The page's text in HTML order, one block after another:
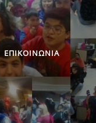
ΕΠΙΚΟΙΝΩΝΙΑ